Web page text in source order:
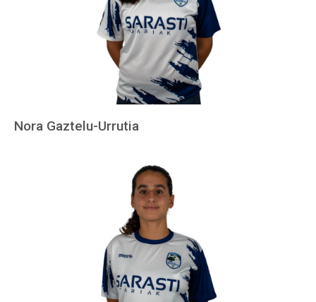
Nora Gaztelu-Urrutia